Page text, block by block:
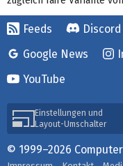
Feeds Discord
Google News
YouTube
Einstellungen und
Layout-Umschalter
© 1999–2026